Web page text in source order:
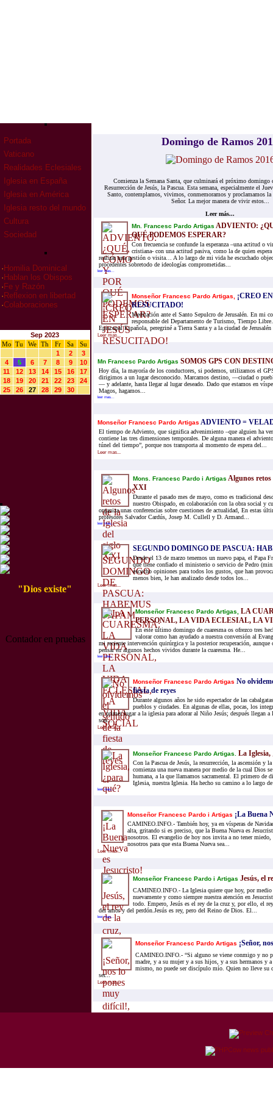
Portada
Vaticano
Realidades Eclesiales
Iglesia en España
Iglesia en América
Iglesia resto del mundo
Cultura
Sociedad
· Homilia Dominical
· Hablan los Obispos
· Fe y Razón
· Reflexion en libertad
·Colaboraciones
Sep 2023
Mo
Tu We Th Fr Sa
Su
1
2
3
4
5 6 7 8 9
10
11
12 13 14 15 16
17
18
19 20 21 22 23
24
25
26 27 28 29 30
"Dios existe"
Contador en pruebas
Domingo de Ramos
Comienza la Semana Santa, que culminará el próximo domingo
Resurrección de Jesús, la Pascua. Esta semana, especialmente el
Santo, contemplamos, vivimos, conmemoramos y proclamamos
Señor. La mejor manera de vivir estos...
Leer más...
Mn. Francesc Pardo Artigas ADVIENTO:
QUÉ PODEMOS ESPERAR?
Con frecuencia se confunde la esperanza –una actitud o
cristiana- con una actitud pasiva, como la de quien
realizar una gestión o visita… A lo largo de mi vida he escuchado
procedentes sobretodo de ideologías comprometidas...
leer mas...
Monseñor Francesc Pardo Artigas, ¡CREO
RESUCITADO!
Meditación ante el Santo Sepulcro de Jerusalén. En mi
responsable del Departamento de Turismo, Tiempo
Episcopal Española, peregriné a Tierra Santa y a la ciudad de
Leer mas...
Mn Francesc Pardo Artigas SOMOS GPS CON
Hoy día, la mayoría de los conductores, si podemos, utilizamos el
dirigimos a un lugar desconocido. Marcamos destino, —ciudad o
— y adelante, hasta llegar al lugar deseado. Dado que estamos en
Magos, hagamos...
leer mas...
Monseñor Francesc Pardo Artigas ADVIENTO =
El tiempo de Adviento, que significa advenimiento –que alguien ha
contiene las tres dimensiones temporales. De alguna manera el
túnel del tiempo”, porque nos transporta al momento de espera del...
Leer mas...
Mons. Francesc Pardo i Artigas Algunos retos
XXI
Durante el pasado mes de mayo, como es tradicional
nuestro Obispado, en colaboración con la obra social y
organiza unas conferencias sobre cuestiones de actualidad, En estas
profesores Salvador Cardús, Josep M. Cullell y D. Armand...
leer mas...
SEGUNDO DOMINGO DE PASCUA:
Desde el 13 de marzo tenemos un nuevo papa, el Papa
que tiene confiado el ministerio o servicio de Pedro
escucho opiniones para todos los gustos, que han
menos bien, le han analizado desde todos los...
Leer mas...
Monseñor Francesc Pardo Artigas, LA
PERSONAL, LA VIDA ECLESIAL, LA
En este último domingo de cuaresma os ofrezco tres
valorar como han ayudado a nuestra conversión al
mi reciente intervención quirúrgica y la posterior recuperación, aunque
pensar en algunos hechos vividos durante la cuaresma. He...
leer mas...
Monseñor Francesc Pardo Artigas No
fiesta de reyes
Durante algunos años he sido espectador de las
pueblos y ciudades. En algunas de ellas, pocas, los
en primer lugar a la iglesia para adorar al Niño Jesús; después llegan a
son...
Leer mas...
Monseñor Francesc Pardo Artigas. La Iglesia,
Con la Pascua de Jesús, la resurrección, la ascensión y
comienza una nueva manera por medio de la cual Dios
humana, a la que llamamos sacramental. El primero de
Iglesia, nuestra Iglesia. Ha hecho su camino a lo largo
leer mas...
Monseñor Francesc Pardo i Artigas ¡La Buena
CAMINEO.INFO.- También hoy, ya en vísperas de
alta, gritando si es preciso, que la Buena Nueva es
nosotros. El evangelio de hoy nos invita a no tener miedo,
nosotros para que esta Buena Nueva sea...
Leer mas...
Monseñor Francesc Pardo i Artigas Jesús, el
CAMINEO.INFO.- La Iglesia quiere que hoy, por
nuevamente y como siempre nuestra atención en
todo. Empero, Jesús es el rey de la cruz y, por ello, el
del amor y del perdón.Jesús es rey, pero del Reino de Dios. El...
leer mas...
Monseñor Francesc Pardo Artigas ¡Señor,
CAMINEO.INFO.- “Si alguno se viene conmigo y no
madre, y a su mujer y a sus hijos, y a sus hermanos y
mismo, no puede ser discípulo mío. Quien no lleve su
ser...
Leer mas...